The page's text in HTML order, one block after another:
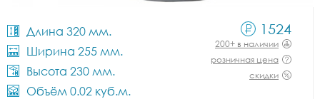
Длина 320 мм.
Ширина 255 мм.
Высота 230 мм.
Объём 0.02 куб.м.
1524
200+ в наличии
розничная цена
скидки